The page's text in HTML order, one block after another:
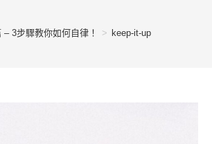
3步驟教你如何自律！ > keep-it-up